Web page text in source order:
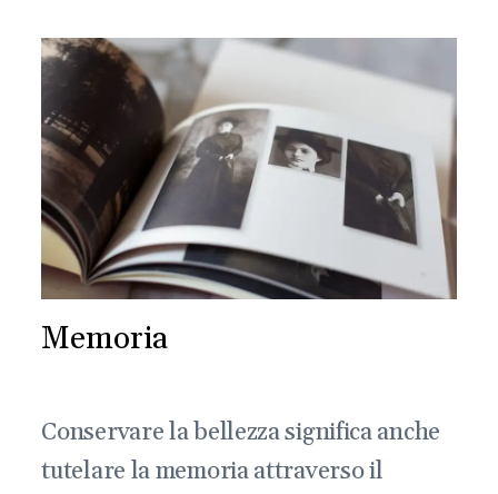
Memoria
Conservare la bellezza significa anche
tutelare la memoria attraverso il